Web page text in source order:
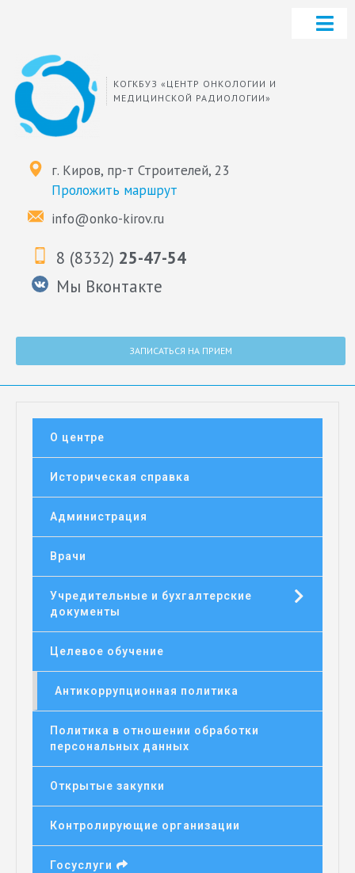
КОГКБУЗ «ЦЕНТР ОНКОЛОГИИ И
МЕДИЦИНСКОЙ РАДИОЛОГИИ»
г. Киров, пр-т Строителей, 23
Проложить маршрут
info@onko-kirov.ru
8 (8332) 25-47-54
Мы Вконтакте
ЗАПИСАТЬСЯ НА ПРИЕМ
О центре
Историческая справка
Администрация
Врачи

Учредительные и бухгалтерские
документы
Целевое обучение
Антикоррупционная политика
Политика в отношении обработки
персональных данных
Открытые закупки
Контролирующие организации
Госуслуги